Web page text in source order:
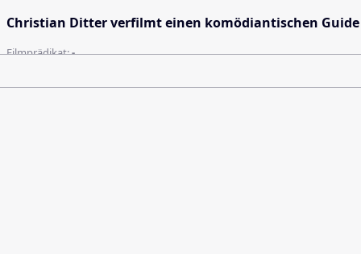
Christian Ditter verfilmt einen komödiantischen
Filmprädikat:-